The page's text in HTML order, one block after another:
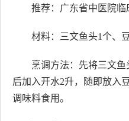
推荐：广东省中医院临
材料：三文鱼头1个、
烹调方法：先将三文
后加入开水2升，随即放入
调味料食用。